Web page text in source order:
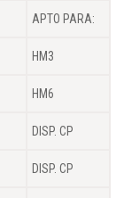
APTO PARA:
HM3
HM6
DISP. CP
DISP. CP